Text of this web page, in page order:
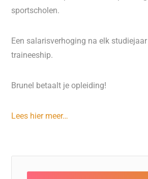
sportscholen.
Een salarisverhoging na elk
traineeship.
Brunel betaalt je opleiding!
Lees hier meer…